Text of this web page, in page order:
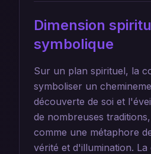
Dimension
symbolique
Sur un plan spirituel, la
symboliser un
découverte de soi et
de nombreuses
comme une métaphore
vérité et d'illumination.